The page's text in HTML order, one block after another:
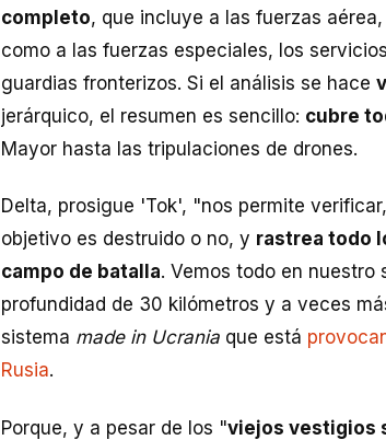
completo, que incluye a las fuerzas
como a las fuerzas especiales, los
guardias fronterizos. Si el análisis se hace
jerárquico, el resumen es sencillo: cubre
Mayor hasta las tripulaciones de drones.
Delta, prosigue 'Tok', "nos permite
objetivo es destruido o no, y rastrea todo
campo de batalla. Vemos todo en nuestro
profundidad de 30 kilómetros y a veces
sistema made in Ucrania que está
Rusia.
Porque, y a pesar de los "viejos vestigios